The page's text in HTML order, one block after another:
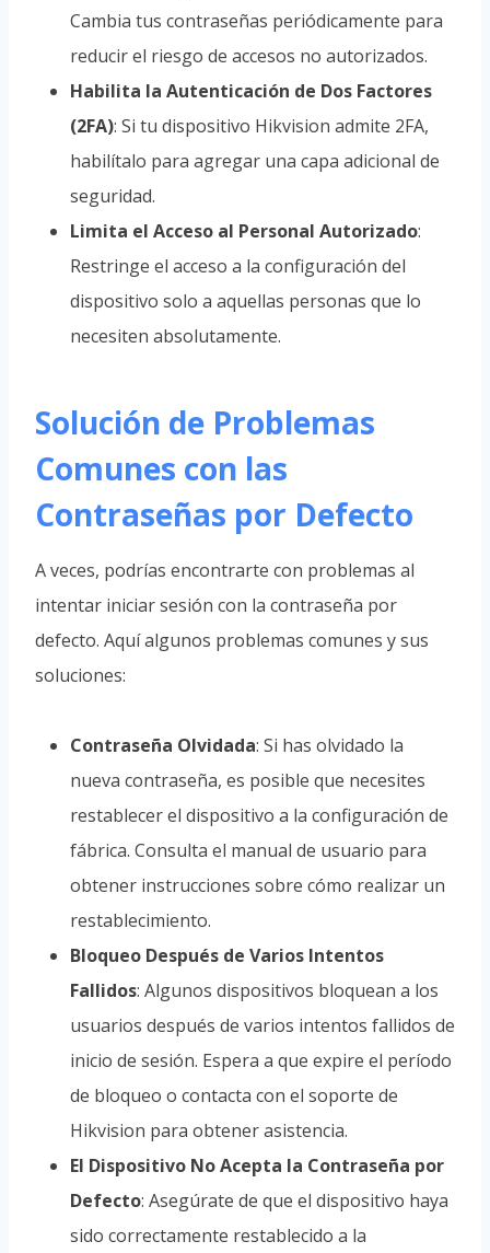
Cambia tus contraseñas periódicamente para
reducir el riesgo de accesos no autorizados.
Habilita la Autenticación de Dos Factores
(2FA): Si tu dispositivo Hikvision admite 2FA,
habilítalo para agregar una capa adicional de
seguridad.
Limita el Acceso al Personal Autorizado:
Restringe el acceso a la configuración del
dispositivo solo a aquellas personas que lo
necesiten absolutamente.
Solución de Problemas
Comunes con las
Contraseñas por Defecto
A veces, podrías encontrarte con problemas al
intentar iniciar sesión con la contraseña por
defecto. Aquí algunos problemas comunes y sus
soluciones:
Contraseña Olvidada: Si has olvidado la
nueva contraseña, es posible que necesites
restablecer el dispositivo a la configuración de
fábrica. Consulta el manual de usuario para
obtener instrucciones sobre cómo realizar un
restablecimiento.
Bloqueo Después de Varios Intentos
Fallidos: Algunos dispositivos bloquean a los
usuarios después de varios intentos fallidos de
inicio de sesión. Espera a que expire el período
de bloqueo o contacta con el soporte de
Hikvision para obtener asistencia.
El Dispositivo No Acepta la Contraseña por
Defecto: Asegúrate de que el dispositivo haya
sido correctamente restablecido a la